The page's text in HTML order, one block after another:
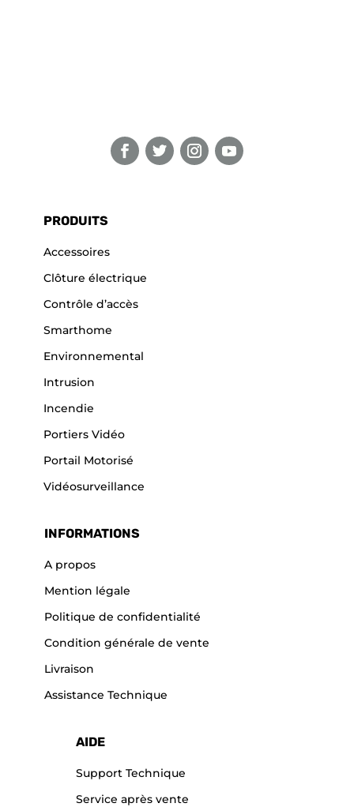
PRODUITS
Accessoires
Clôture électrique
Contrôle d’accès
Smarthome
Environnemental
Intrusion
Incendie
Portiers Vidéo
Portail Motorisé
Vidéosurveillance
INFORMATIONS
A propos
Mention légale
Politique de confidentialité
Condition générale de vente
Livraison
Assistance Technique
AIDE
Support Technique
Service après vente